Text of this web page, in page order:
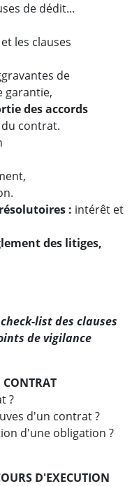
de dédit...
les clauses
de
garantie,
des accords
contrat.
: intérêt et
des litiges,
list des clauses
de vigilance
CONTRAT
?
d'un contrat ?
d'une obligation ?
D'EXECUTION